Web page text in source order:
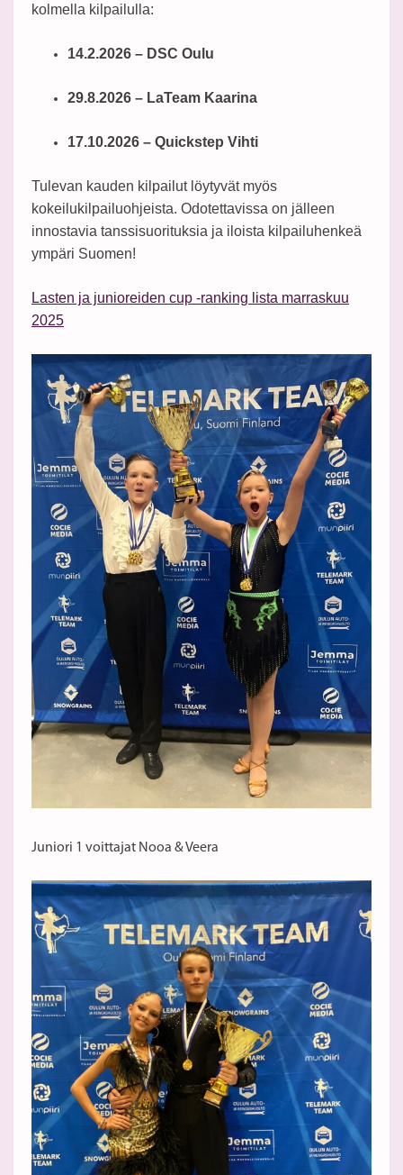
kolmella kilpailulla:
14.2.2026 – DSC Oulu
29.8.2026 – LaTeam Kaarina
17.10.2026 – Quickstep Vihti
Tulevan kauden kilpailut löytyvät myös
kokeilukilpailuohjeista. Odotettavissa on jälleen
innostavia tanssisuorituksia ja iloista kilpailuhenkeä
ympäri Suomen!
Lasten ja junioreiden cup -ranking lista marraskuu
2025
Juniori 1 voittajat Nooa & Veera